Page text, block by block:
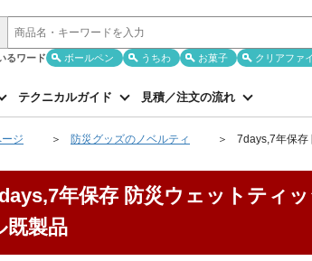
るワード ボールペン うちわ お菓子 クリアファ
テクニカルガイド 見積／注文の流れ
ジ 防災グッズのノベルティ 7days,7年保存
年保存 防災ウェットティ
既製品